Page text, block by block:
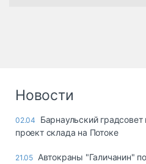
Новости
02.04
Барнаульский градсовет
проект склада на Потоке
21.05 Автокраны "Галичанин"